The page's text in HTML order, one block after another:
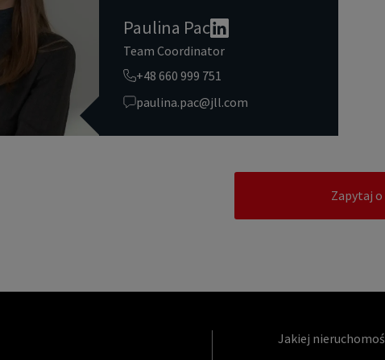
Paulina Pac
Team Coordinator
+48 660 999 751
paulina.pac@jll.com
Zapytaj
Jakiej